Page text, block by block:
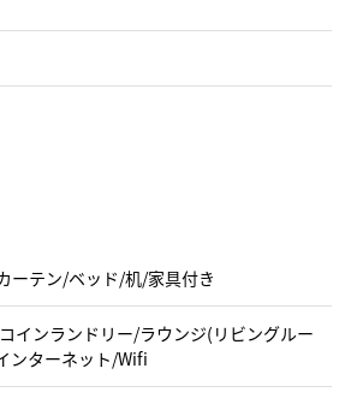
ーテン/ベッド/机/家具付き
インランドリー/ラウンジ(リビングルー
ンターネット/Wifi